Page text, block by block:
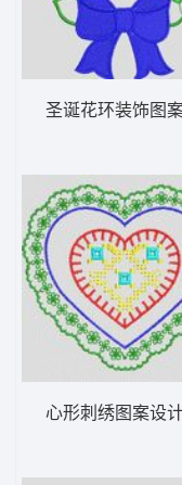
圣诞花环装饰图案
心形刺绣图案设